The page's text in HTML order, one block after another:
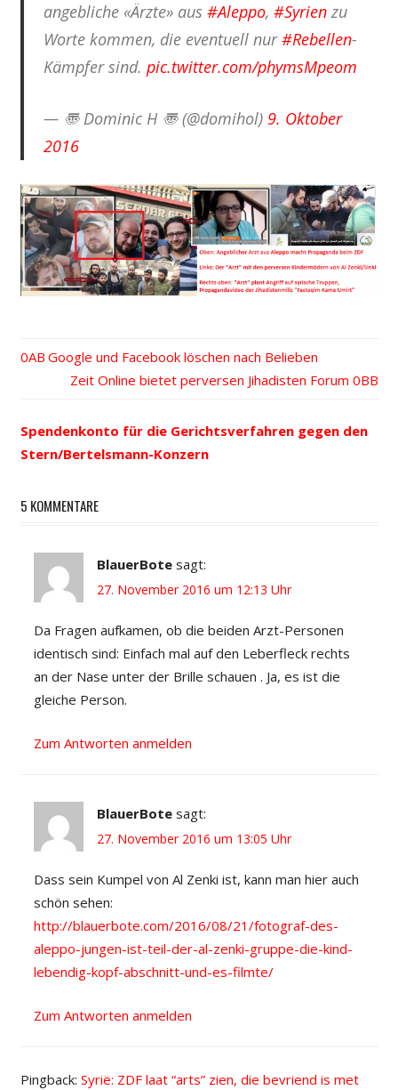
angebliche «Ärzte» aus #Aleppo, #Syrienzu
Worte kommen, die eventuell nur#Rebellen-
Kämpfer sind. pic.twitter.com/phymsMpeom
— 〠 Dominic H 〠 (@domihol) 9. Oktober
2016
Beitrags-
Vorheriger
Beitrag:
Google und Facebook löschen nach Belieben
Nächster
Zeit Online bietet perversen Jihadisten Forum
Spendenkonto für die Gerichtsverfahren gegen den
Stern/Bertelsmann-Konzern
5 KOMMENTARE
BlauerBote sagt:
27. November 2016 um 12:13 Uhr
Da Fragen aufkamen, ob die beiden Arzt-Personen
identisch sind: Einfach mal auf den Leberfleck rechts
an der Nase unter der Brille schauen . Ja, es ist die
gleiche Person.
Zum Antworten anmelden
BlauerBote sagt:
27. November 2016 um 13:05 Uhr
Dass sein Kumpel von Al Zenki ist, kann man hier auch
schön sehen:
http://blauerbote.com/2016/08/21/fotograf-des-
aleppo-jungen-ist-teil-der-al-zenki-gruppe-die-kind-
lebendig-kopf-abschnitt-und-es-filmte/
Zum Antworten anmelden
Pingback: Syrië: ZDF laat “arts” zien, die bevriend is met